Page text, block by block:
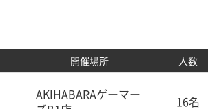
開催場所 人数
AKIHABARAゲーマー
16名